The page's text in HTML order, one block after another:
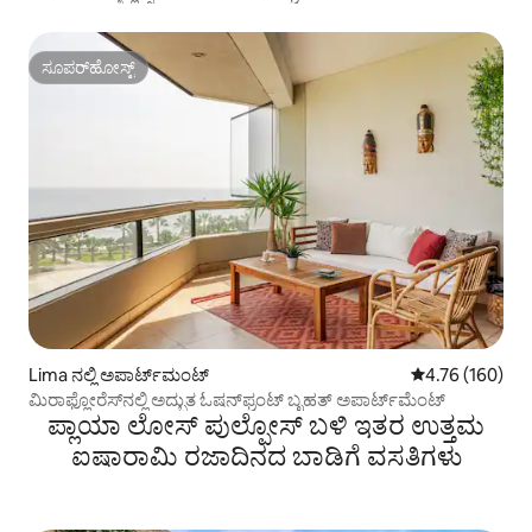
ಸೂಪರ್‌ಹೋಸ್ಟ್
ಸೂಪರ್‌ಹೋಸ್ಟ್
Lima ನಲ್ಲಿ ಅಪಾರ್ಟ್‌ಮಂಟ್ 5 ರಲ್ಲಿ 4.76
4.76 (160)
ಮಿರಾಫ್ಲೋರೆಸ್‌ನಲ್ಲಿ ಅದ್ಭುತ ಓಷನ್‌ಫ್ರಂಟ್ ಬೃಹತ್ ಅಪಾರ್ಟ್‌ಮೆಂಟ್
ಪ್ಲಾಯಾ ಲೋಸ್ ಪುಲ್ಪೋಸ್ ಬಳಿ ಇತರ ಉತ್ತಮ
ಐಷಾರಾಮಿ ರಜಾದಿನದ ಬಾಡಿಗೆ ವಸತಿಗಳು